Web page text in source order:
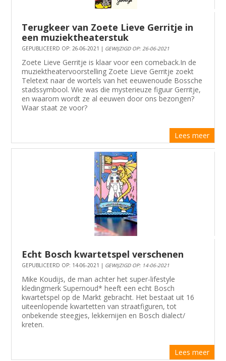
Terugkeer van Zoete Lieve Gerritje in
een muziektheaterstuk
GEPUBLICEERD OP: 26-06-2021 | GEWIJZIGD OP: 26-06-2021
Zoete Lieve Gerritje is klaar voor een comeback. ​​​​​​​ In de
muziektheatervoorstelling Zoete Lieve Gerritje zoekt
Teletext naar de wortels van het eeuwenoude Bossche
stadssymbool. Wie was die mysterieuze figuur Gerritje,
en waarom wordt ze al eeuwen door ons bezongen?
Waar staat ze voor?
Lees meer
Echt Bosch kwartetspel verschenen
GEPUBLICEERD OP: 14-06-2021 | GEWIJZIGD OP: 14-06-2021
Mike Koudijs, de man achter het super-lifestyle
kledingmerk Supernoud* heeft een echt Bosch
kwartetspel op de Markt gebracht. Het bestaat uit 16
uiteenlopende kwartetten van straatfiguren, tot
onbekende steegjes, lekkernijen en Bosch dialect/
kreten.
Lees meer